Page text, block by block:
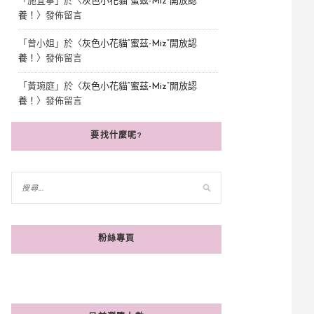
養！ 〉發佈留言
「 曾小姐 」於〈 灰色小花貓“蜜茲-Miz”開放認
養！ 〉發佈留言
「 黃琬庭 」於〈 灰色小花貓“蜜茲-Miz”開放認
養！ 〉發佈留言
要找什麼呢?
粉絲專頁